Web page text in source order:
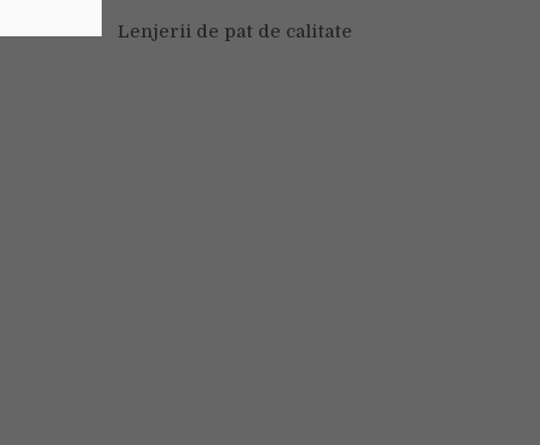
Lenjerii de pat de calitate